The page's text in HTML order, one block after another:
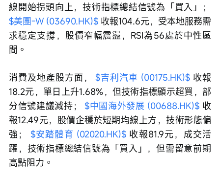
線開始拐頭向上，技術指標總結信號為「買入」；
$美團-W (03690.HK)$ 收報104.6元，受本地服務需
求穩定支撐，股價窄幅震盪，RSI為56處於中性區
間。
消費及地產股方面， $吉利汽車 (00175.HK)$ 收報
18.2元，單日上升1.68%，但技術指標顯示超買，部
分信號建議減持； $中國海外發展 (00688.HK)$ 收
報12.49元，股價企穩於短期均線上方，技術形態偏
強； $安踏體育 (02020.HK)$ 收報81.9元，成交活
躍，技術指標總結信號為「買入」，但需留意前期
高點阻力。